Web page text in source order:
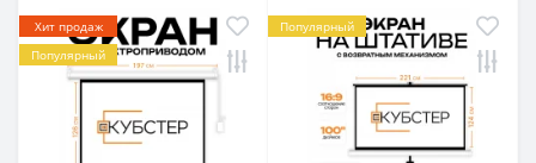
Хит продаж
Популярный
Популярный